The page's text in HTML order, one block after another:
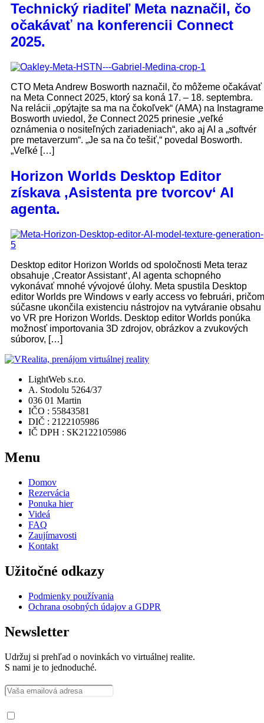
Technický riaditeľ Meta naznačil, čo
očakávať na konferencii Connect
2025.
CTO Meta Andrew Bosworth naznačil, čo môžeme očakávať
na Meta Connect 2025, ktorý sa koná 17. – 18. septembra.
Na relácii „opýtajte sa ma na čokoľvek“ (AMA) na Instagrame
Bosworth uviedol, že Connect 2025 prinesie „veľké
oznámenia o nositeľných zariadeniach“, ako aj AI a „softvér
pre metaverzum“. „Je sa na čo tešiť,“ povedal Bosworth.
„Veľké […]
Horizon Worlds Desktop Editor
získava ‚Asistenta pre tvorcov‘ AI
agenta.
Desktop editor Horizon Worlds od spoločnosti Meta teraz
obsahuje ‚Creator Assistant‘, AI agenta schopného
vykonávať mnohé vývojové úlohy. Meta spustila Desktop
editor Worlds pre Windows v early access vo februári, pričom
súčasne ukončila existenciu nástrojov na vytváranie obsahu
vo VR pre Horizon Worlds. Desktop editor Worlds ponúka
možnosť importovania 3D zdrojov, obrázkov a zvukových
súborov, […]
LightWeb s.r.o.
A. Stodolu 5264/37
036 01 Martin
IČO : 55843581
DIČ : 2122105986
IČ DPH : SK2122105986
Menu
Domov
Rezervácia
Ponuka hier
Videá
FAQ
Zaujímavosti
Kontakt
Užitočné odkazy
Podmienky používania
Ochrana osobných údajov a GDPR
Newsletter
Udržuj si prehľad o novinkách vo virtuálnej realite.
S nami je to jednoduché.